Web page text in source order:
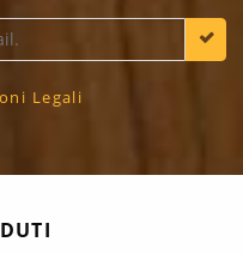
Legali